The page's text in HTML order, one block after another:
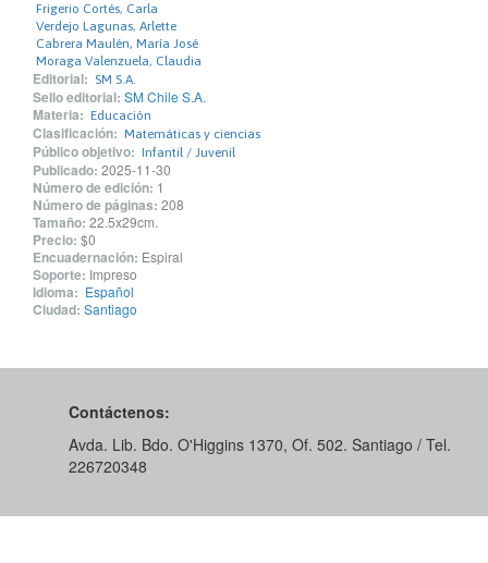
Frigerio Cortés, Carla
Verdejo Lagunas, Arlette
Cabrera Maulén, María José
Moraga Valenzuela, Claudia
Editorial: SM S.A.
Sello editorial: SM Chile S.A.
Materia: Educación
Clasificación: Matemáticas y ciencias
Público objetivo: Infantil / Juvenil
Publicado: 2025-11-30
Número de edición: 1
Número de páginas: 208
Tamaño: 22.5x29cm.
Precio: $0
Encuadernación: Espiral
Soporte: Impreso
Idioma: Español
Ciudad: Santiago
Contáctenos:
Avda. Lib. Bdo. O'Higgins 1370, Of. 502. Santiago / Tel.
226720348